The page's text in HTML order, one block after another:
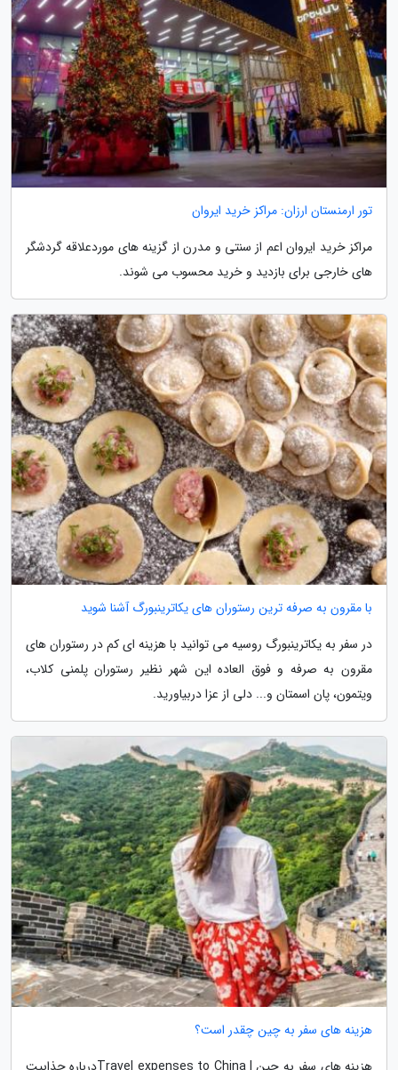
تور ارمنستان ارزان: مراکز خرید ایروان
مراکز خرید ایروان اعم از سنتی و مدرن از گزینه های موردعلاقه گردشگر
های خارجی برای بازدید و خرید محسوب می شوند.
با مقرون به صرفه ترین رستوران های یکاترینبورگ آشنا شوید
در سفر به یکاترینبورگ روسیه می توانید با هزینه ای کم در رستوران های
مقرون به صرفه و فوق العاده این شهر نظیر رستوران پلمنی کلاب،
ویتمون، پان اسمتان و... دلی از عزا دربیاورید.
هزینه های سفر به چین چقدر است؟
هزینه های سفر به چین | Travel expenses to Chinaدرباره جذابیت